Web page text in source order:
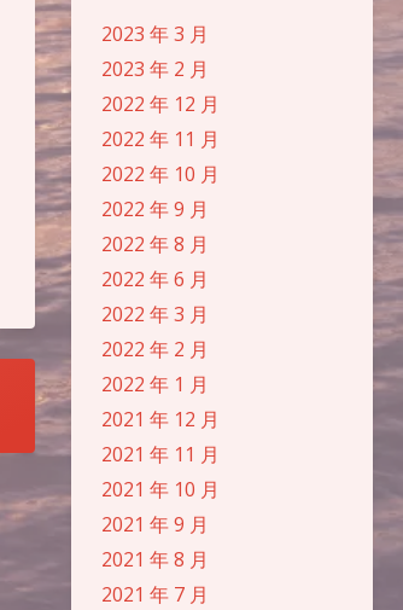
Sans Serif
浅阴影
2023 年 3 月
2023 年 2 月
2022 年 12 月
2022 年 11 月
2022 年 10 月
2022 年 9 月
2022 年 8 月
2022 年 6 月
2022 年 3 月
2022 年 2 月
2022 年 1 月
2021 年 12 月
2021 年 11 月
2021 年 10 月
2021 年 9 月
2021 年 8 月
2021 年 7 月